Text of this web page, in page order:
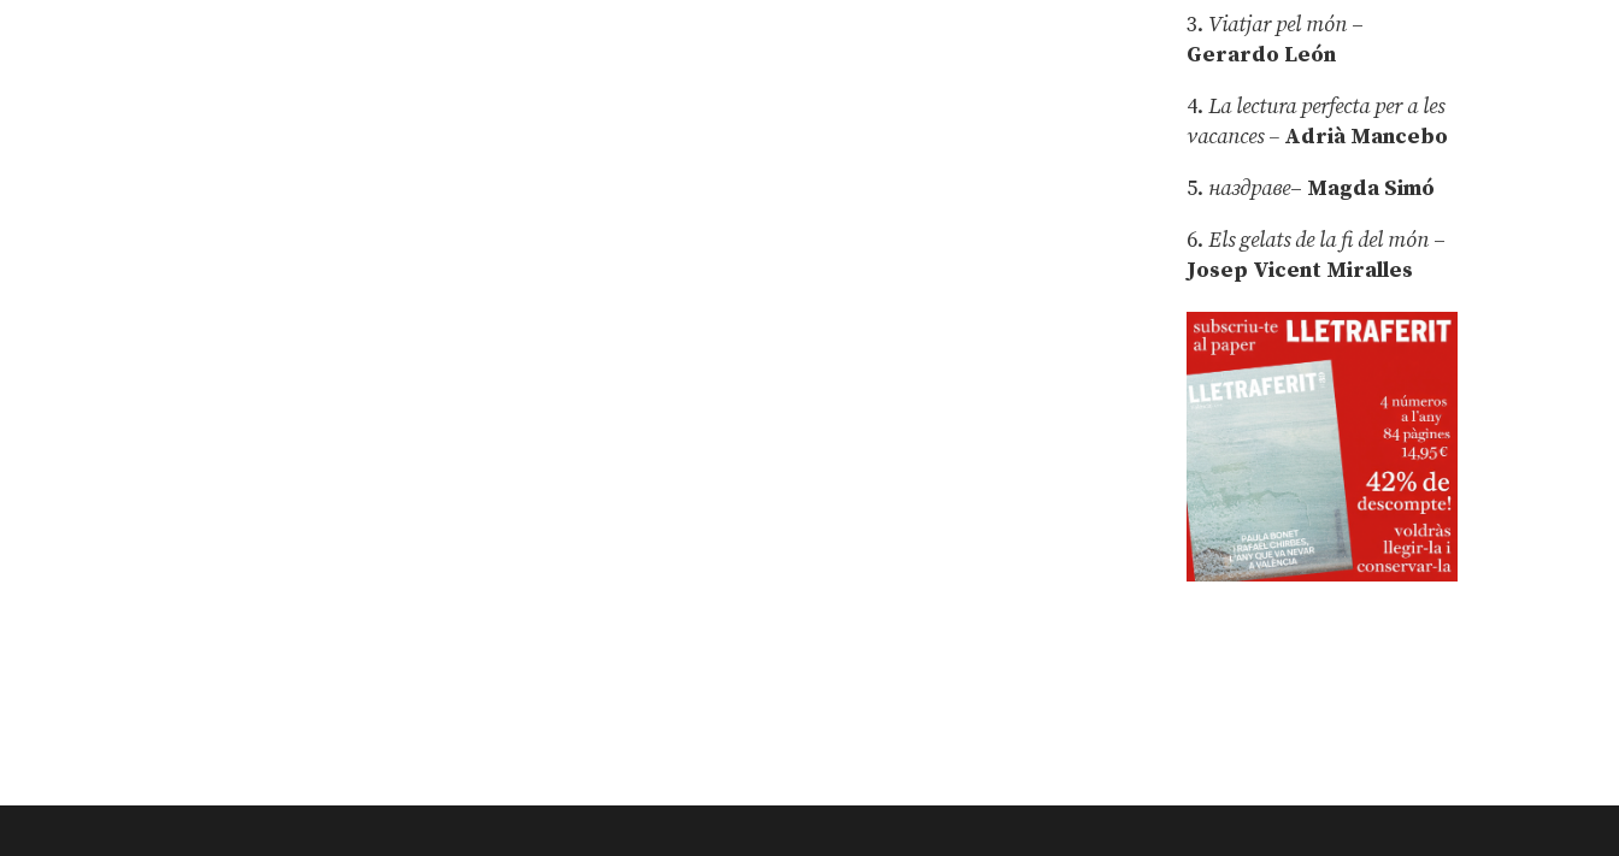
3. Viatjar pel món –
Gerardo León
4.La lectura perfecta per a les
vacances – Adrià Mancebo
5. наздраве– Magda Simó
6.Els gelats de la fi del món –
Josep Vicent Miralles